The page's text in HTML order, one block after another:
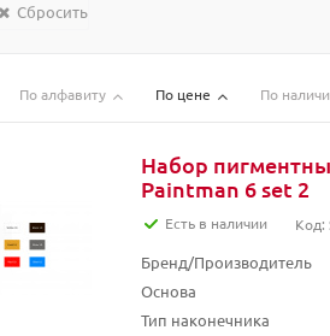
Сбросить
По алфавиту По цене По
Набор
Paintman 6 set 2
Есть в наличии Код:
Бренд/Производитель
Основа
Тип наконечника